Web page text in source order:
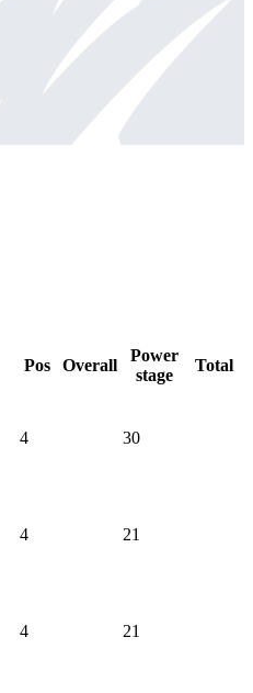
Pos Overall
Power
stage
Total
4 30
4 21
4 21